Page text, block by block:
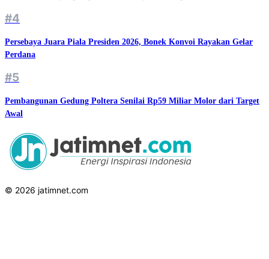
#4
Persebaya Juara Piala Presiden 2026, Bonek Konvoi Rayakan Gelar
Perdana
#5
Pembangunan Gedung Poltera Senilai Rp59 Miliar Molor dari Target
Awal
© 2026 jatimnet.com